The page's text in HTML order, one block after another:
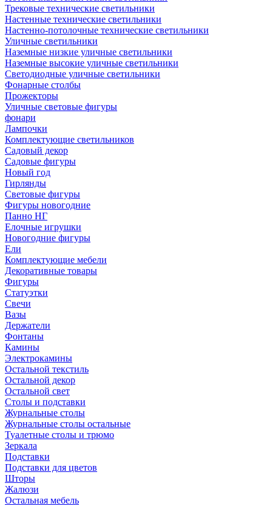
Трековые технические светильники
Настенные технические светильники
Настенно-потолочные технические светильники
Уличные светильники
Наземные низкие уличные светильники
Наземные высокие уличные светильники
Светодиодные уличные светильники
Фонарные столбы
Прожекторы
Уличные световые фигуры
фонари
Лампочки
Комплектующие светильников
Садовый декор
Садовые фигуры
Новый год
Гирлянды
Световые фигуры
Фигуры новогодние
Панно НГ
Елочные игрушки
Новогодние фигуры
Ели
Комплектующие мебели
Декоративные товары
Фигуры
Статуэтки
Свечи
Вазы
Держатели
Фонтаны
Камины
Электрокамины
Остальной текстиль
Остальной декор
Остальной свет
Столы и подставки
Журнальные столы
Журнальные столы остальные
Туалетные столы и трюмо
Зеркала
Подставки
Подставки для цветов
Шторы
Жалюзи
Остальная мебель